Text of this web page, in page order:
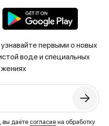
первыми о новых
воде и специальных
вы даёте согласие на обработку